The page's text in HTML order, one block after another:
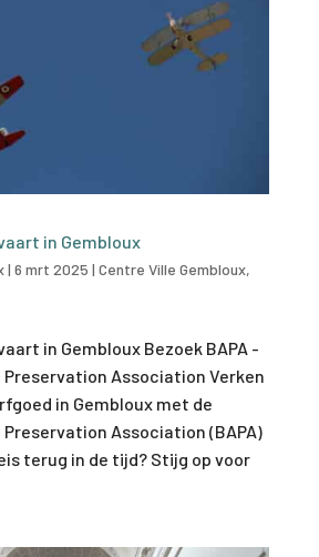
in Gembloux
| 6 mrt 2025 | Centre Ville Gembloux,
in Gembloux Bezoek BAPA -
Association Verken
in Gembloux met de
Association (BAPA)
terug in de tijd? Stijg op voor